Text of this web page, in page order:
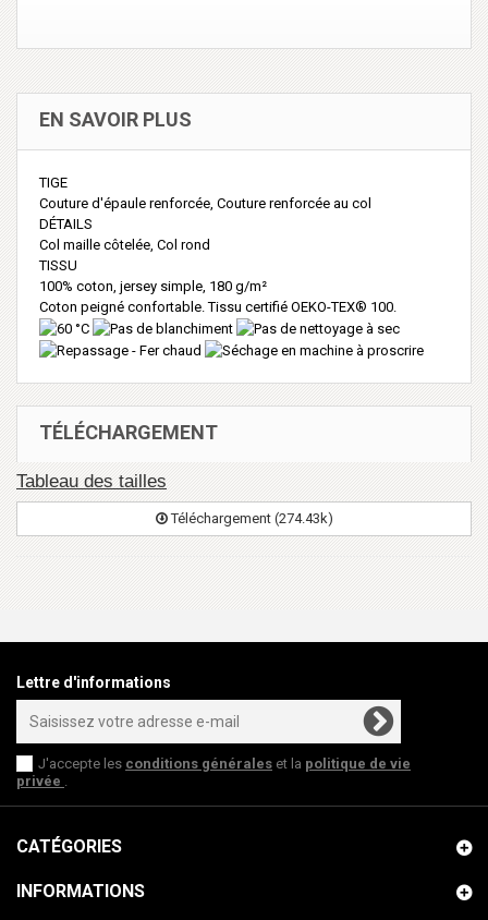
EN SAVOIR PLUS
TIGE
Couture d'épaule renforcée, Couture renforcée au col
DÉTAILS
Col maille côtelée, Col rond
TISSU
100% coton, jersey simple, 180 g/m²
Coton peigné confortable. Tissu certifié OEKO-TEX® 100.
TÉLÉCHARGEMENT
Tableau des tailles
Téléchargement (274.43k)
Lettre d'informations
J'accepte les conditions générales et la politique de vie
privée .
CATÉGORIES
INFORMATIONS